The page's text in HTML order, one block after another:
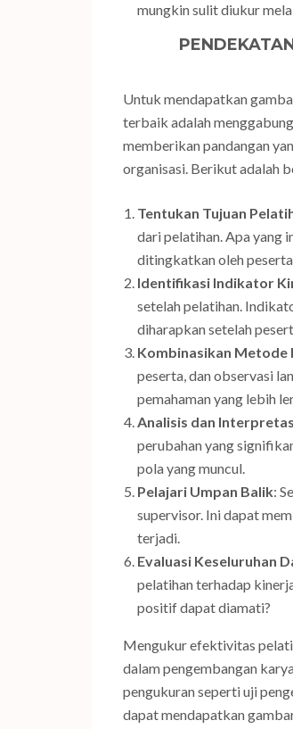
mungkin sulit diukur
Untuk mendapatkan
terbaik adalah
memberikan pandangan
organisasi. Berikut adalah
Tentukan Tujuan
dari pelatihan. Apa yang
ditingkatkan oleh
Identifikasi Indikator
setelah pelatihan.
diharapkan setelah
Kombinasikan Metode
peserta, dan observasi
pemahaman yang lebih
Analisis dan
perubahan yang
pola yang muncul.
Pelajari Umpan Balik:
supervisor. Ini dapat
terjadi.
Evaluasi Keseluruhan
pelatihan terhadap
positif dapat diamati?
Mengukur efektivitas
dalam pengembangan
pengukuran seperti uji
dapat mendapatkan